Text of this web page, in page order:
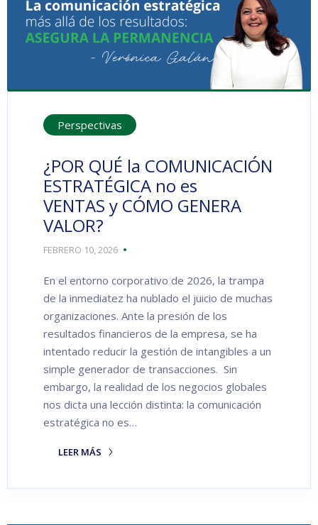
Perspectivas
¿POR QUÉ la COMUNICACIÓN
ESTRATÉGICA no es
VENTAS y CÓMO GENERA
VALOR?
FEBRERO 10, 2026
En el entorno corporativo de 2026, la trampa
de la inmediatez ha nublado el juicio de muchas
organizaciones. Ante la presión de los
resultados financieros de la empresa, se ha
intentado reducir la gestión de intangibles a un
simple generador de transacciones. Sin
embargo, la realidad de los negocios globales
nos dicta una lección distinta: la comunicación
estratégica no es…
LEER MÁS